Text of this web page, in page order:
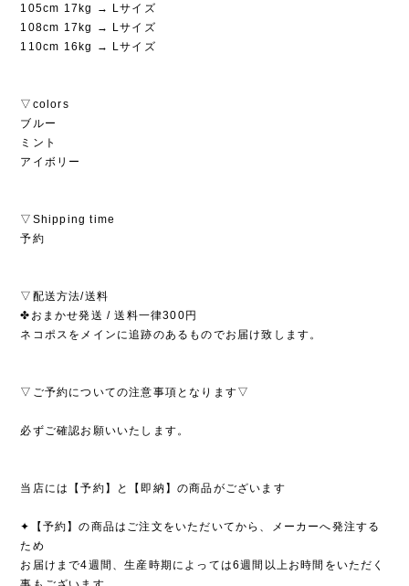
105cm 17kg → Lサイズ
108cm 17kg → Lサイズ
110cm 16kg → Lサイズ
▽colors
ブルー
ミント
アイボリー
▽Shipping time
予約
▽配送方法/送料
✤おまかせ発送 / 送料一律300円
ネコポスをメインに追跡のあるものでお届け致します。
▽ご予約についての注意事項となります▽
必ずご確認お願いいたします。
当店には【予約】と【即納】の商品がございます
✦【予約】の商品はご注文をいただいてから、メーカーへ発注する
ため
お届けまで4週間、生産時期によっては6週間以上お時間をいただく